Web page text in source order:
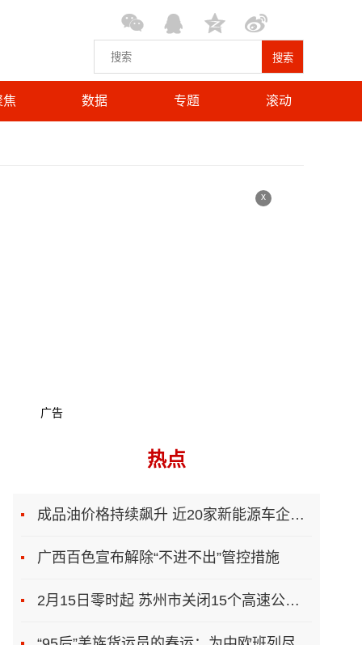
搜索
焦 数据 专题 滚动
x
广告
热点
成品油价格持续飙升 近20家新能源车企上调售价
广西百色宣布解除“不进不出”管控措施
2月15日零时起 苏州市关闭15个高速公路入口